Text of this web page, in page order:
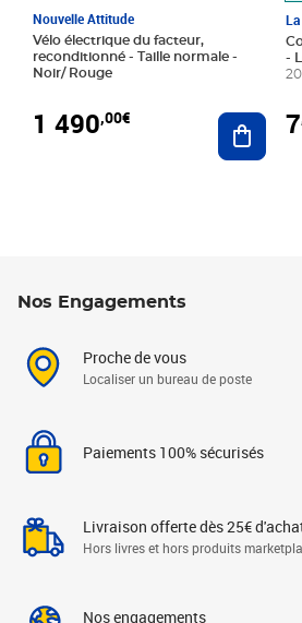
Nouvelle Attitude
Vélo électrique du facteur,
reconditionné - Taille normale -
Noir/ Rouge
1 490,00€
-
7
Nos Engagements
Proche de vous
Localiser un bureau de poste
Paiements 100% sécurisés
Livraison offerte dès 25€
Hors livres et hors produits
Nos engagements